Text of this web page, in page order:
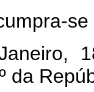
se
18
da